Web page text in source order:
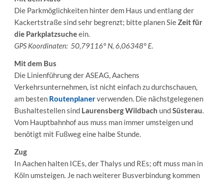
Die Parkmöglichkeiten hinter dem Haus und entlang der
Kackertstraße sind sehr begrenzt; bitte planen SieZeit für
die Parkplatzsucheein.
GPS Koordinaten: 50,79116° N, 6,06348° E.
Mit dem Bus
Die Linienführung der ASEAG, Aachens
Verkehrsunternehmen, ist nicht einfach zu durchschauen,
am besten Routenplanerverwenden. Die nächstgelegenen
Bushaltestellen sind Laurensberg Wildbach undSüsterau
Vom Hauptbahnhof aus muss man immer umsteigen und
benötigt mit Fußweg eine halbe Stunde.
Zug
In Aachen halten ICEs, der Thalys und REs; oft muss man in
Köln umsteigen. Je nach weiterer Busverbindung kommen